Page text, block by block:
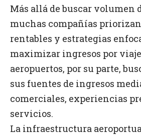
Más allá de buscar volumen
muchas compañías
rentables y estrategias
maximizar ingresos por
aeropuertos, por su parte,
sus fuentes de ingresos
comerciales, experiencias
servicios.
La infraestructura